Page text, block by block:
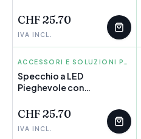
Miled InnovaGoods
CHF 25.70
IVA INCL.
INNOVAGOODS
POCHI PEZZI
ACCESSORI E SOLUZIONI PER ORGANIZZARE
Specchio a LED
Pieghevole con
in 1 Panomir InnovaGoods
CHF 25.70
IVA INCL.